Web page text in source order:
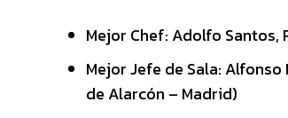
Mejor Chef: Adolfo Santos,
Mejor Jefe de Sala:
de Alarcón – Madrid)